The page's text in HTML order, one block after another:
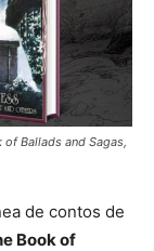
Ballads and Sagas,
de contos de
Book of